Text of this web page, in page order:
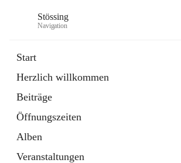
Stössing
Navigation
Start
Herzlich willkommen
Beiträge
Öffnungszeiten
Alben
Veranstaltungen
Datei
in
Tab
Kindergarten
öffnet
in
neuem
Tab